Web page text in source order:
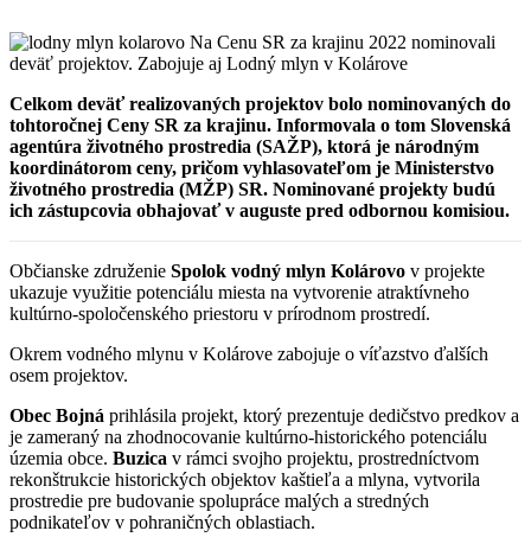
Celkom deväť realizovaných projektov bolo nominovaných do
tohtoročnej Ceny SR za krajinu. Informovala o tom Slovenská
agentúra životného prostredia (SAŽP), ktorá je národným
koordinátorom ceny, pričom vyhlasovateľom je Ministerstvo
životného prostredia (MŽP) SR. Nominované projekty budú
ich zástupcovia obhajovať v auguste pred odbornou komisiou.
Občianske združenie Spolok vodný mlyn Kolárovo v projekte
ukazuje využitie potenciálu miesta na vytvorenie atraktívneho
kultúrno-spoločenského priestoru v prírodnom prostredí.
Okrem vodného mlynu v Kolárove zabojuje o víťazstvo ďalších
osem projektov.
Obec Bojná prihlásila projekt, ktorý prezentuje dedičstvo predkov a
je zameraný na zhodnocovanie kultúrno-historického potenciálu
územia obce. Buzica v rámci svojho projektu, prostredníctvom
rekonštrukcie historických objektov kaštieľa a mlyna, vytvorila
prostredie pre budovanie spolupráce malých a stredných
podnikateľov v pohraničných oblastiach.